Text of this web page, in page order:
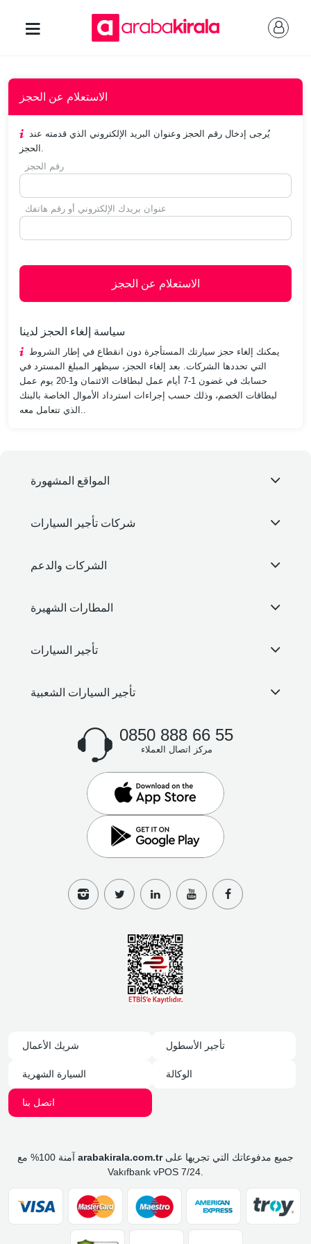
الاستعلام عن الحجز
يُرجى إدخال رقم الحجز وعنوان البريد الإلكتروني الذي قدمته عند
الحجز.
رقم الحجز
عنوان بريدك الإلكتروني أو رقم هاتفك
الاستعلام عن الحجز
سياسة إلغاء الحجز لدينا
يمكنك إلغاء حجز سيارتك المستأجرة دون انقطاع في إطار الشروط
التي تحددها الشركات. بعد إلغاء الحجز، سيظهر المبلغ المسترد في
حسابك في غضون 1-7 أيام عمل لبطاقات الائتمان و1-20 يوم عمل
لبطاقات الخصم، وذلك حسب إجراءات استرداد الأموال الخاصة بالبنك
الذي تتعامل معه..
المواقع المشهورة
شركات تأجير السيارات
الشركات والدعم
المطارات الشهيرة
تأجير السيارات
تأجير السيارات الشعبية
0850 888 66 55
مركز اتصال العملاء
شريك الأعمال تأجير الأسطول
السيارة الشهرية الوكالة
اتصل بنا
جميع مدفوعاتك التي تجريها علىarabakirala.com.tr
آمنة 100% مع
Vakıfbank vPOS 7/24.